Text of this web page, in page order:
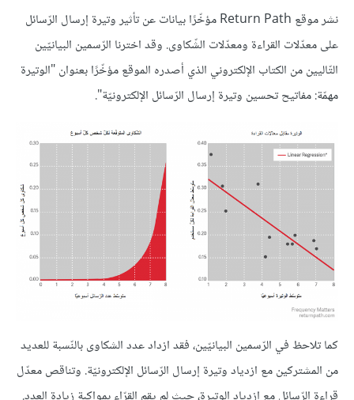
نشر موقع Return Path مؤخّرًا بيانات عن تأثير وتيرة إرسال الرّسائل
على معدّلات القراءة ومعدّلات الشّكاوى. وقد اخترنا الرّسمين البيانيّين
التّاليين من الكتاب الإلكتروني الذي أصدره الموقع مؤخّرًا بعنوان "الوتيرة
مهمّة: مفاتيح تحسين وتيرة إرسال الرّسائل الإلكترونيّة".
كما تلاحظ في الرّسمين البيانيّين، فقد ازداد عدد الشكاوى بالنّسبة للعديد
من المشتركين مع ازدياد وتيرة إرسال الرّسائل الإلكترونيّة. وتناقص معدّل